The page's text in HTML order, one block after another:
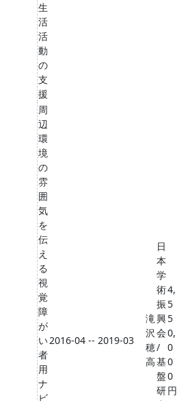
生
活
活
動
の
支
援
周
辺
環
境
の
雰
囲
気
を
伝
え
る
視
覚
障
が
い
者
用
ナ
ビ
2016-04 -- 2019-03
滝
沢
穂
高
日
本
学
術
振
興
会
/
基
盤
研
4,
5
5
0,
0
0
0
円